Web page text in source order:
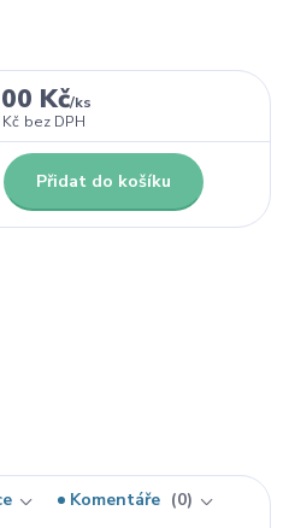
Kč/ks
bez DPH
Přidat do košíku
Komentáře
0